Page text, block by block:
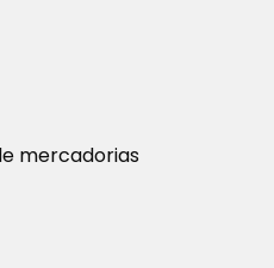
mercadorias